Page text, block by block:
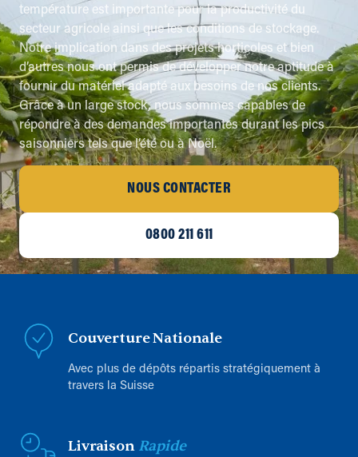
température est importante pour la productivité du
secteur agricole ainsi que les conditions de stockage.
Notre implication dans des projets horticoles et bien
d’autres nous ont permis de développer notre aptitude à
fournir du matériel adapté aux besoins de nos clients.
Grâce à un large stock, nous sommes capables de
répondre à des demandes importantes durant les pics
saisonniers tels que l’été ou à Noël.
NOUS CONTACTER
0800 211 611
Couverture Nationale
Avec plus de dépôts répartis stratégiquement à
travers la Suisse
Livraison Rapide